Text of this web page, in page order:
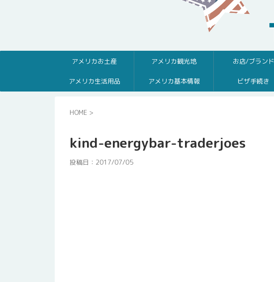
アメリカお土産 アメリカ観光地 お店/ブランド
アメリカ生活用品 アメリカ基本情報 ビザ手続き
HOME >
kind-energybar-traderjoes
投稿日： 2017/07/05